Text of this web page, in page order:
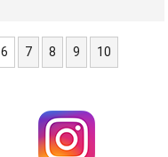
6 7 8 9 10